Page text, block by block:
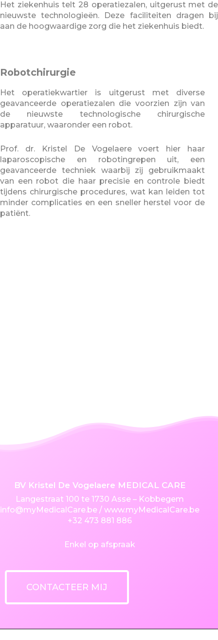
Het ziekenhuis telt 28 operatiezalen, uitgerust met de
nieuwste technologieën. Deze faciliteiten dragen bij
aan de hoogwaardige zorg die het ziekenhuis biedt.
Robotchirurgie
Het operatiekwartier is uitgerust met diverse
geavanceerde operatiezalen die voorzien zijn van
de nieuwste technologische chirurgische
apparatuur, waaronder een robot.
Prof. dr. Kristel De Vogelaere voert hier haar
laparoscopische en robotingrepen uit, een
geavanceerde techniek waarbij zij gebruikmaakt
van een robot die haar precisie en controle biedt
tijdens chirurgische procedures, wat kan leiden tot
minder complicaties en een sneller herstel voor de
patiënt.
BV Kristel De Vogelaere MEDICAL CARE
Langestraat 100 te 1730 Asse – Kobbegem
info@myMedicalCare.be / www.myMedicalCare.be
+32 473 881 886
Enkel op afspraak
CONTACTEER MIJ